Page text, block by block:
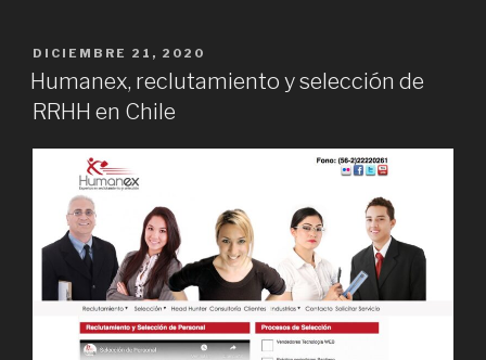
POSTED
ON
DICIEMBRE 21, 2020
Humanex, reclutamiento y selección de
RRHH en Chile